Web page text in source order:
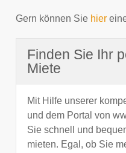
Gern können Sie hier
Finden Sie Ihr
Miete
Mit Hilfe unserer
und dem Portal von
Sie schnell und
mieten. Egal, ob Sie